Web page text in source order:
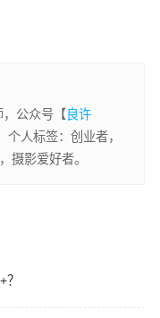
，公众号【良许
人标签：创业者，
摄影爱好者。